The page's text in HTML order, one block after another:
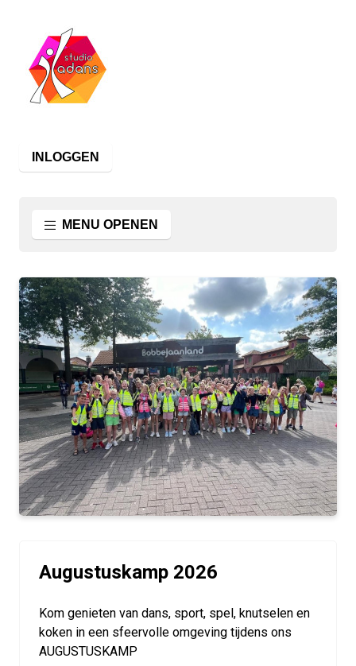
INLOGGEN
MENU OPENEN
Augustuskamp 2026
Kom genieten van dans, sport, spel, knutselen en
koken in een sfeervolle omgeving tijdens ons
AUGUSTUSKAMP